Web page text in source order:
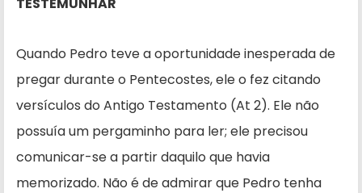
Quando Pedro teve a oportunidade inesperada de
pregar durante o Pentecostes, ele o fez citando
versículos do Antigo Testamento (At 2). Ele não
possuía um pergaminho para ler; ele precisou
comunicar-se a partir daquilo que havia
memorizado. Não é de admirar que Pedro tenha